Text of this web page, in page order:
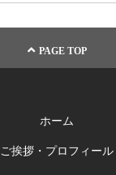
PAGE TOP
ホーム
ご挨拶・プロフィール